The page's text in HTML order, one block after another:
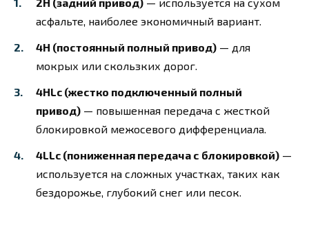
асфальте, наиболее экономичный вариант.
4H (постоянный полный привод) — для
мокрых или скользких дорог.
4HLc (жестко подключенный полный
привод) — повышенная передача с жесткой
блокировкой межосевого дифференциала.
4LLc (пониженная передача с блокировкой) —
используется на сложных участках, таких как
бездорожье, глубокий снег или песок.